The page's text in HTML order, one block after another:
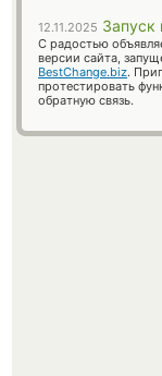
12.11.2025 Запуск
С радостью
версии сайта,
BestChange.biz.
протестировать
обратную связь.